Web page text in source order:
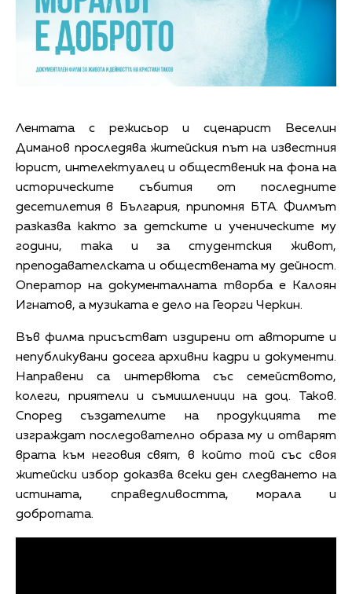
Лентата с режисьор и сценарист Веселин
Диманов проследява житейския път на известния
юрист, интелектуалец и общественик на фона на
историческите събития от последните
десетилетия в България, припомня БТА. Филмът
разказва както за детските и ученическите му
години, така и за студентския живот,
преподавателската и обществената му дейност.
Оператор на документалната творба е Калоян
Игнатов, а музиката е дело на Георги Черкин.
Във филма присъстват издирени от авторите и
непубликувани досега архивни кадри и документи.
Направени са интервюта със семейството,
колеги, приятели и съмишленици на доц. Таков.
Според създателите на продукцията те
изграждат последователно образа му и отварят
врата към неговия свят, в който той със своя
житейски избор доказва всеки ден следването на
истината, справедливостта, морала и
добротата.